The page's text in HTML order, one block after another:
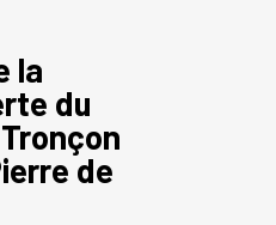
la
du
de